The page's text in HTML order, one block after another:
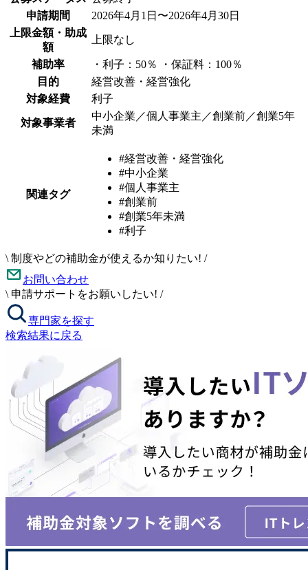
申請期間
2026年4月1日〜2026年4月30日
上限金額・助成
額
上限なし
補助率
・利子：50％ ・保証料：100％
目的
経営改善・経営強化
対象経費
利子
対象事業者
中小企業／個人事業主／創業前／創業5年
未満
関連タグ
#経営改善・経営強化
#中小企業
#個人事業主
#創業前
#創業5年未満
#利子
\ 制度やどの補助金が使えるか知りたい! /
お問い合わせ
\ 申請サポートをお願いしたい! /
専門家を探す
検索結果に戻る